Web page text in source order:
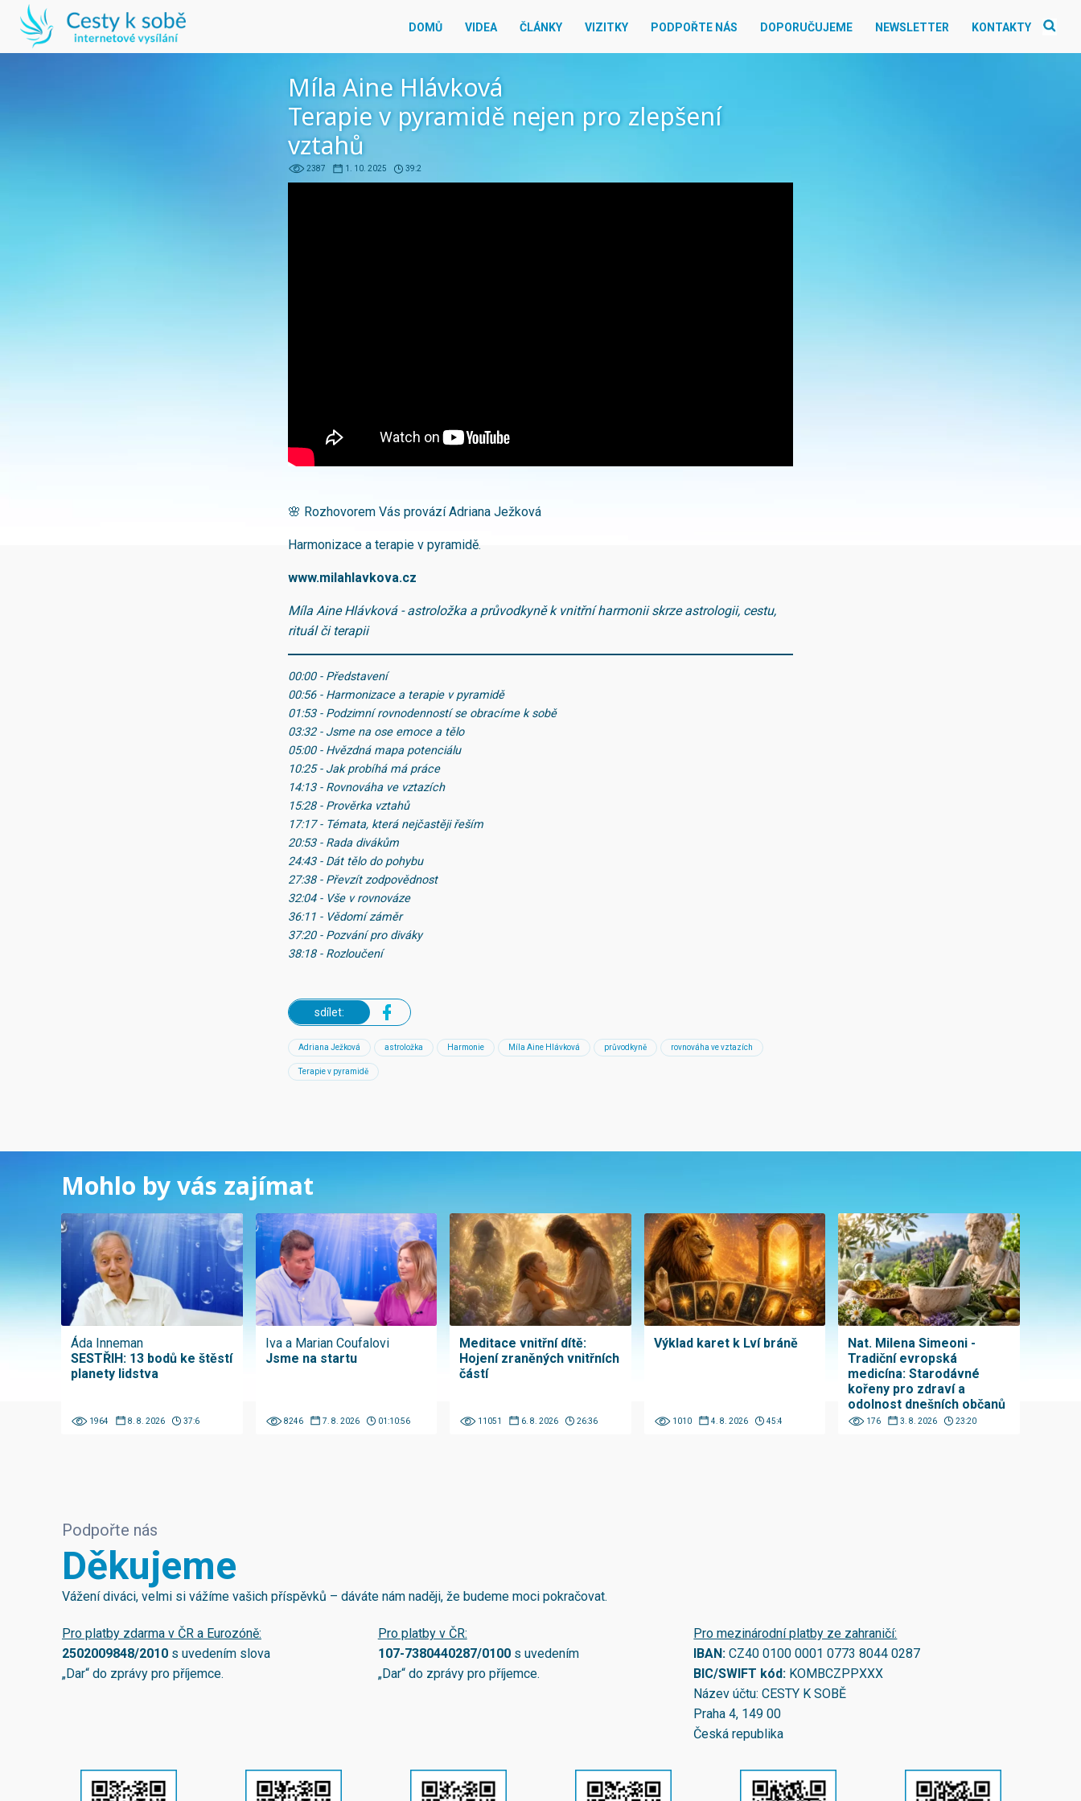
DOMŮ VIDEA ČLÁNKY VIZITKY PODPOŘTE NÁS DOPORUČUJEME NEWSLETTER KONTAKTY
Míla Aine Hlávková
Terapie v pyramidě nejen pro zlepšení
vztahů
2387 1. 10. 2025 39:2
🌸 Rozhovorem Vás provází Adriana Ježková
Harmonizace a terapie v pyramidě.
www.milahlavkova.cz
Míla Aine Hlávková - astroložka a průvodkyně k vnitřní harmonii skrze astrologii, cestu,
rituál či terapii
00:00 - Představení
00:56 - Harmonizace a terapie v pyramidě
01:53 - Podzimní rovnodenností se obracíme k sobě
03:32 - Jsme na ose emoce a tělo
05:00 - Hvězdná mapa potenciálu
10:25 - Jak probíhá má práce
14:13 - Rovnováha ve vztazích
15:28 - Prověrka vztahů
17:17 - Témata, která nejčastěji řeším
20:53 - Rada divákům
24:43 - Dát tělo do pohybu
27:38 - Převzít zodpovědnost
32:04 - Vše v rovnováze
36:11 - Vědomí záměr
37:20 - Pozvání pro diváky
38:18 - Rozloučení
sdílet:
Adriana Ježková astroložka Harmonie Míla Aine Hlávková průvodkyně rovnováha ve vztazích
Terapie v pyramidě
Mohlo by vás zajímat
Áda Inneman
SESTŘIH: 13 bodů ke štěstí
planety lidstva
1964 8. 8. 2026 37:6
Iva a Marian Coufalovi
Jsme na startu
8246 7. 8. 2026 01:10:56
Meditace vnitřní dítě:
Hojení zraněných vnitřních
částí
11051 6. 8. 2026 26:36
Výklad karet k Lví bráně
1010 4. 8. 2026 45:4
Nat. Milena Simeoni -
Tradiční evropská
medicína: Starodávné
kořeny pro zdraví a
odolnost dnešních občanů
176 3. 8. 2026 23:20
Podpořte nás
Děkujeme
Vážení diváci, velmi si vážíme vašich příspěvků – dáváte nám naději, že budeme moci pokračovat.
Pro platby zdarma v ČR a Eurozóně:
2502009848/2010 s uvedením slova
„Dar“ do zprávy pro příjemce.
Pro platby v ČR:
107-7380440287/0100s uvedením
„Dar“ do zprávy pro příjemce.
Pro mezinárodní platby ze zahraničí:
IBAN:CZ40 0100 0001 0773 8044 0287
BIC/SWIFT kód: KOMBCZPPXXX
Název účtu: CESTY K SOBĚ
Praha 4, 149 00
Česká republika